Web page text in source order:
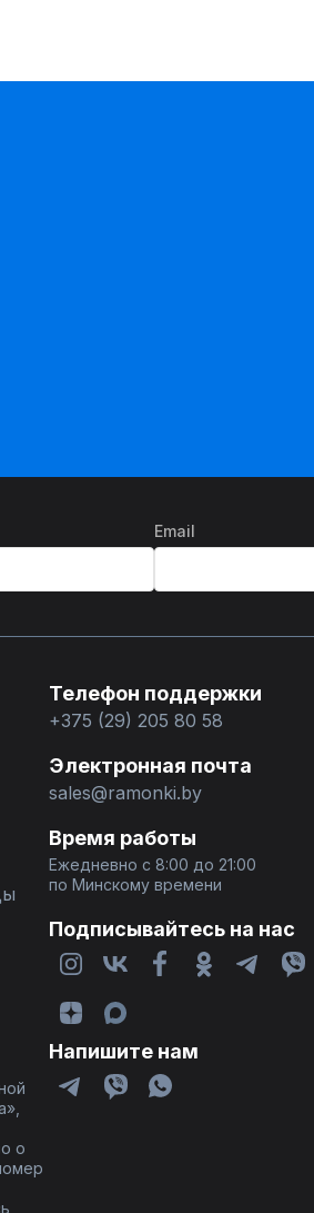
Email
Телефон поддержки
+375 (29) 205 80 58
Электронная почта
sales@ramonki.by
Время работы
Ежедневно с 8:00 до 21:00
по Минскому времени
Подписывайтесь на нас
Напишите нам
о